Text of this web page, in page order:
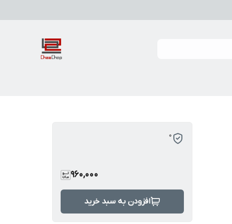
0
960,000
افزودن به سبد خرید